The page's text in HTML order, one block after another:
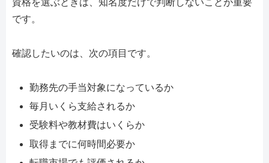
資格を選ぶときは、知名度だけで判断しないことが重要
です。
確認したいのは、次の項目です。
勤務先の手当対象になっているか
毎月いくら支給されるか
受験料や教材費はいくらか
取得までに何時間必要か